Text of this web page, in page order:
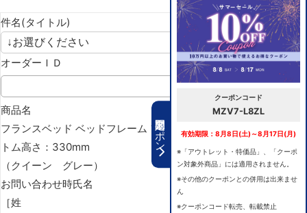
期間限定クーポン
クーポンコード
MZV7-L8ZL
有効期限：8月8日(土)～8月17日(月)
※「アウトレット・特価品」、「クーポ
ン対象外商品」には適用されません。
※その他のクーポンとの併用は出来ませ
ん
※クーポンコード転売、転載禁止
件名(タイトル)
オーダーＩＤ
商品名
フランスベッド ベッドフレーム ファディア FAD-C2 引き出し ボ
トム高さ：330mm
（クイーン グレー）
お問い合わせ時氏名
［姓